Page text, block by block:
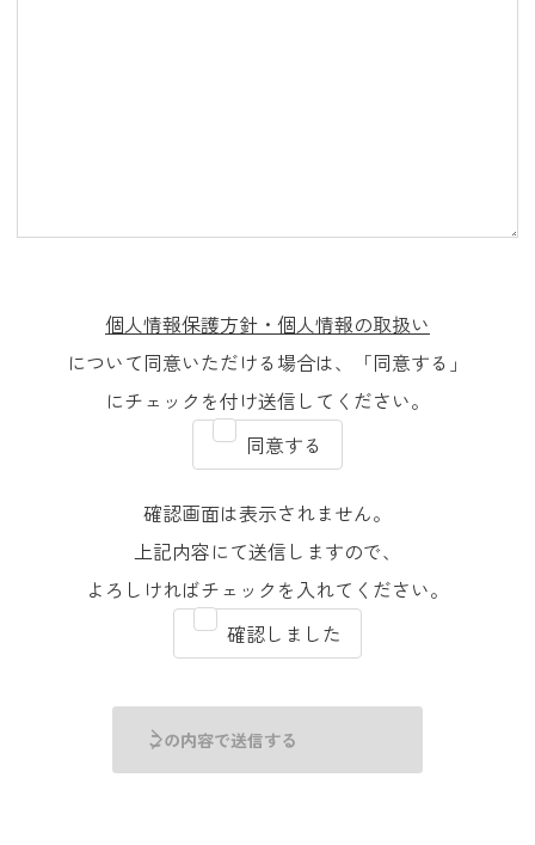
個人情報保護方針・個人情報の取扱い
について同意いただける場合は、
「同意する」
にチェックを付け送信してください。
同意する
確認画面は表示されません。
上記内容にて送信しますので、
よろしければチェックを入れてください。
確認しました
この内容で送信する